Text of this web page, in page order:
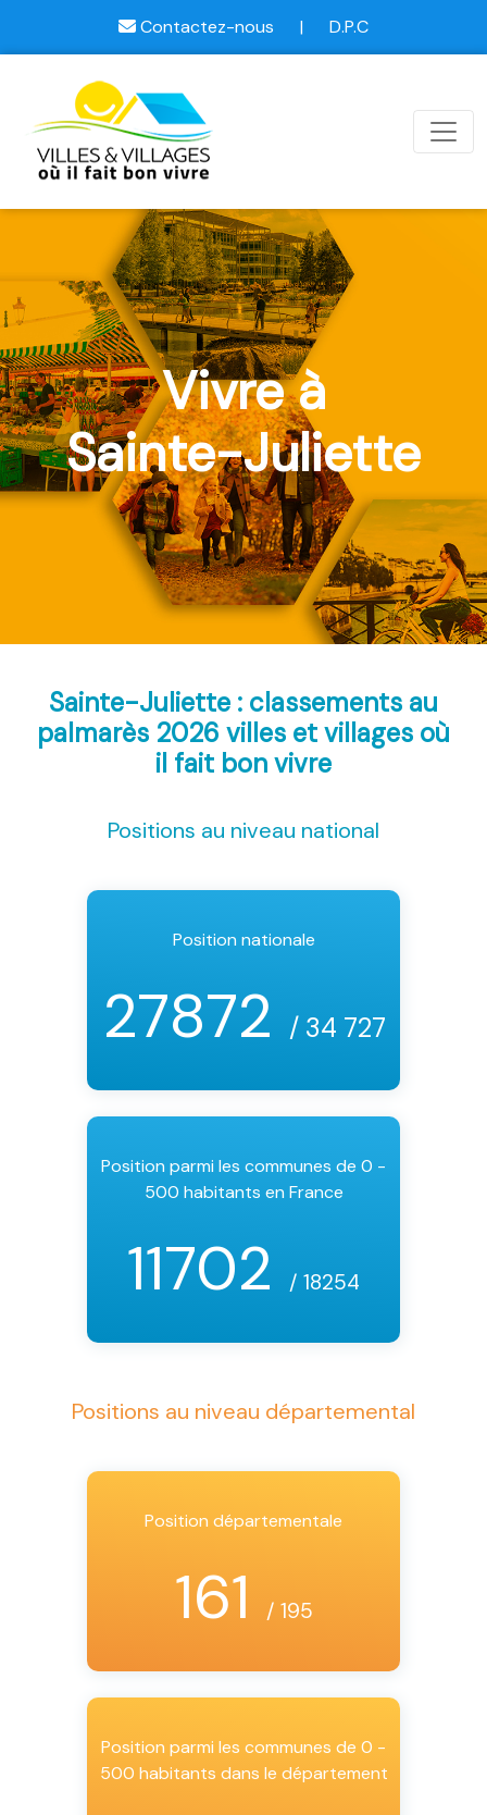
Contactez-nous | D.P.C
Vivre à
Sainte-Juliette
Sainte-Juliette : classements au
palmarès 2026 villes et villages où
il fait bon vivre
Positions au niveau national
Position nationale
27872 / 34 727
Position parmi les communes de 0 -
500 habitants en France
11702 / 18254
Positions au niveau départemental
Position départementale
161 / 195
Position parmi les communes de 0 -
500 habitants dans le département